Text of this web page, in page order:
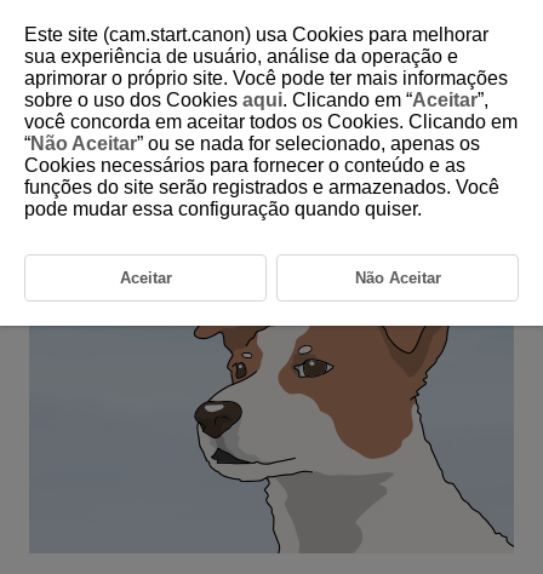
6-35 Animals: Pets (No Obstructions and
Minimal Movement)
This setting is perfect for wild animals and pets that do not move
too much.
Este site (cam.start.canon) usa Cookies para melhorar
sua experiência de usuário, análise da operação e
aprimorar o próprio site. Você pode ter mais informações
sobre o uso dos Cookies aqui. Clicando em “Aceitar”,
você concorda em aceitar todos os Cookies. Clicando em
“Não Aceitar” ou se nada for selecionado, apenas os
Cookies necessários para fornecer o conteúdo e as
funções do site serão registrados e armazenados. Você
pode mudar essa configuração quando quiser.
Aceitar Não Aceitar